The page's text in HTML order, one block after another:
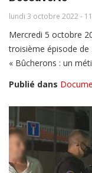
lundi 3 octobre 2022 -
Mercredi 5 octobre
troisième épisode
« Bûcherons : un
Publié dans